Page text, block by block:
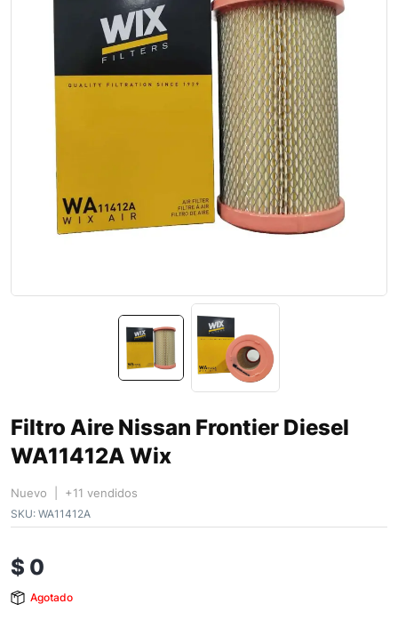
Filtro Aire Nissan Frontier Diesel
WA11412A Wix
Nuevo | +11 vendidos
SKU: WA11412A
$ 0
Agotado